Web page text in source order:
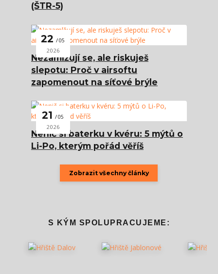
(ŠTR-5)
22 05
2026
Nezamlžují se, ale riskuješ
slepotu: Proč v airsoftu
zapomenout na síťové brýle
21 05
2026
Nenič si baterku v kvéru: 5 mýtů o
Li-Po, kterým pořád věříš
Zobrazit všechny články
S KÝM SPOLUPRACUJEME: